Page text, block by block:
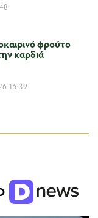
φρούτο
καρδιά
15:39